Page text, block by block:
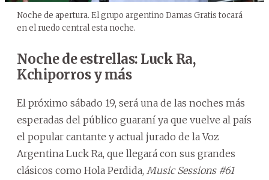
Noche de apertura. El grupo argentino Damas Gratis tocará
en el ruedo central esta noche.
Noche de estrellas: Luck Ra,
Kchiporros y más
El próximo sábado 19, será una de las noches más
esperadas del público guaraní ya que vuelve al país
el popular cantante y actual jurado de la Voz
Argentina Luck Ra, que llegará con sus grandes
clásicos como Hola Perdida, Music Sessions #61